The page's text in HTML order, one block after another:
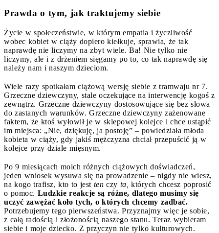
Prawda o tym, jak traktujemy siebie
Życie w społeczeństwie, w którym empatia i życzliwość
wobec kobiet w ciąży dopiero kiełkuje, sprawia, że tak
naprawdę nie liczymy na zbyt wiele. Ba! Nie tylko nie
liczymy, ale i z drżeniem sięgamy po to, co tak naprawdę się
należy nam i naszym dzieciom.
Wiele razy spotkałam ciążową wersję siebie z tramwaju nr 7.
Grzeczne dziewczyny, stale oczekujące na interwencję kogoś z
zewnątrz. Grzeczne dziewczyny dostosowujące się bez słowa
do zastanych warunków. Grzeczne dziewczyny zażenowane
faktem, że ktoś wyłowił je w sklepowej kolejce i chce ustąpić
im miejsca: „Nie, dziękuję, ja postoję” – powiedziała młoda
kobieta w ciąży, gdy jakiś mężczyzna chciał przepuścić ją w
kolejce przy dziale mięsnym.
Po 9 miesiącach moich różnych ciążowych doświadczeń,
jeden wniosek wysuwa się na prowadzenie – nigdy nie wiesz,
na kogo trafisz, kto to jest ten czy ta, których chcesz poprosić
o pomoc. Ludzkie reakcje są różne, dlatego musimy się
uczyć zawężać koło tych, o których chcemy zadbać.
Potrzebujemy tego pierwszeństwa. Przyznajmy więc je sobie,
z całą radością i złożonością naszego stanu. Teraz wybieram
siebie i moje dziecko. Z przyczyn nie tylko kulturowych.